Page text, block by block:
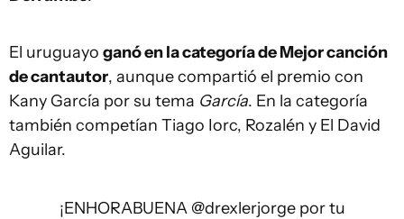
El uruguayo ganó en la categoría de Mejor canción
de cantautor, aunque compartió el premio con
Kany García por su tema García. En la categoría
también competían Tiago Iorc, Rozalén y El David
Aguilar.
¡ENHORABUENA @drexlerjorgepor tu